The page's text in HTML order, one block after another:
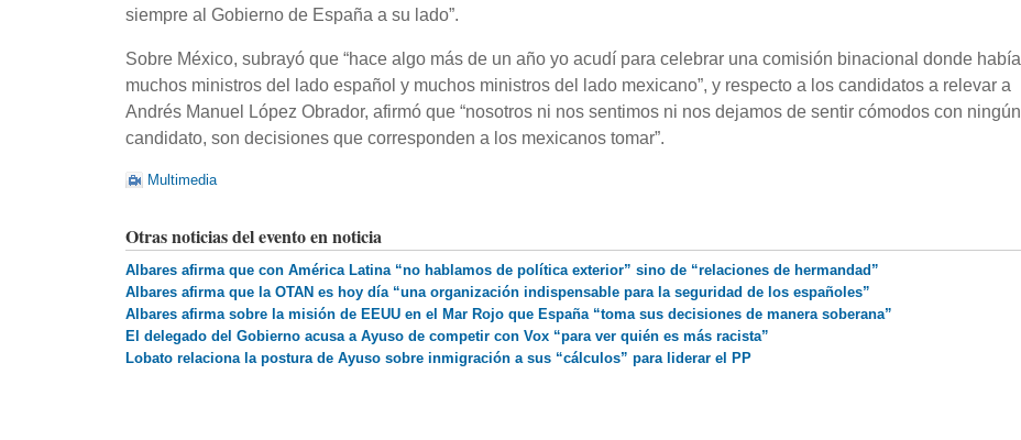
siempre al Gobierno de España a su lado”.
Sobre México, subrayó que “hace algo más de un año yo acudí para celebrar una comisión binacional donde había
muchos ministros del lado español y muchos ministros del lado mexicano”, y respecto a los candidatos a relevar a
Andrés Manuel López Obrador, afirmó que “nosotros ni nos sentimos ni nos dejamos de sentir cómodos con ningún
candidato, son decisiones que corresponden a los mexicanos tomar”.
Multimedia
Otras noticias del evento en noticia
Albares afirma que con América Latina “no hablamos de política exterior” sino de “relaciones de hermandad”
Albares afirma que la OTAN es hoy día “una organización indispensable para la seguridad de los españoles”
Albares afirma sobre la misión de EEUU en el Mar Rojo que España “toma sus decisiones de manera soberana”
El delegado del Gobierno acusa a Ayuso de competir con Vox “para ver quién es más racista”
Lobato relaciona la postura de Ayuso sobre inmigración a sus “cálculos” para liderar el PP